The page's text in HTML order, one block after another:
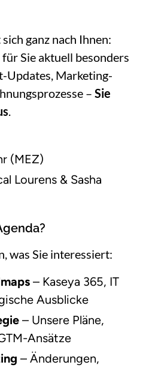
ganz nach Ihnen:
Sie aktuell besonders
Updates, Marketing-
– Sie
.
(MEZ)
Lourens & Sasha
was Sie interessiert:
– Kaseya 365, IT
Ausblicke
– Unsere Pläne,
Ansätze
– Änderungen,